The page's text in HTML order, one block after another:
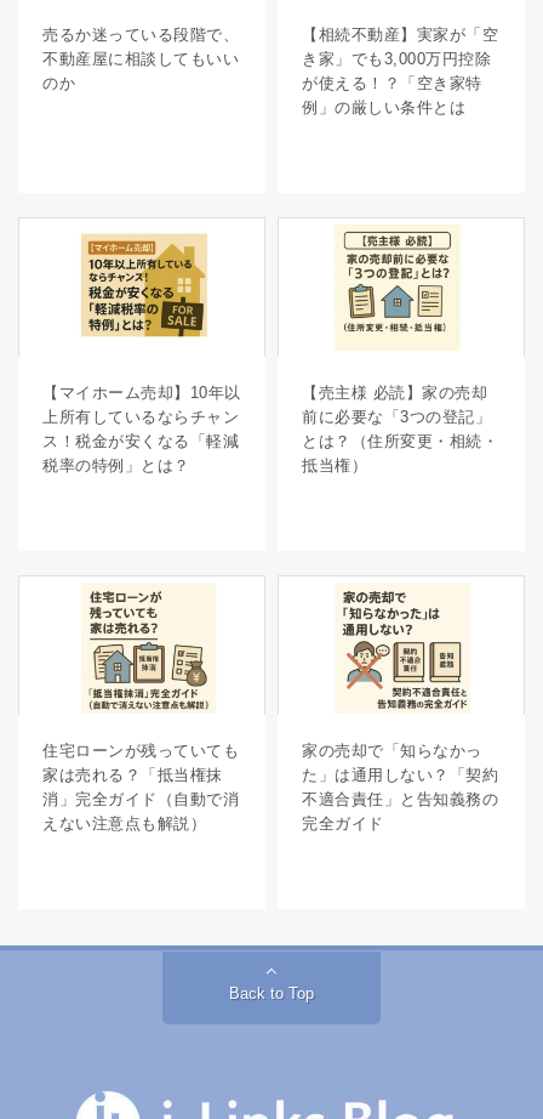
売るか迷っている段階で、
不動産屋に相談してもいい
のか
【相続不動産】実家が「空
き家」でも3,000万円控除
が使える！？「空き家特
例」の厳しい条件とは
【マイホーム売却】10年以
上所有しているならチャン
ス！税金が安くなる「軽減
税率の特例」とは？
【売主様 必読】家の売却
前に必要な「3つの登記」
とは？（住所変更・相続・
抵当権）
住宅ローンが残っていても
家は売れる？「抵当権抹
消」完全ガイド（自動で消
えない注意点も解説）
家の売却で「知らなかっ
た」は通用しない？「契約
不適合責任」と告知義務の
完全ガイド
Back to Top